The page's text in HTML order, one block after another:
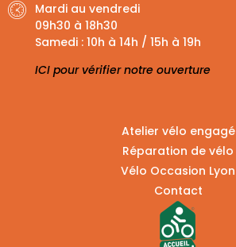
Mardi au vendredi
09h30 à 18h30
Samedi : 10h à 14h / 15h à 19h
ICI pour vérifier notre ouverture
Atelier vélo engagé
Réparation de vélo
Vélo Occasion Lyon
Contact